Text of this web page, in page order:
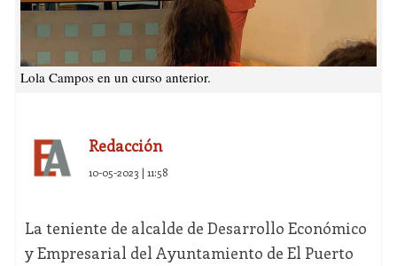
Lola Campos en un curso anterior.
Redacción
10-05-2023 | 11:58
La teniente de alcalde de Desarrollo Económico
y Empresarial del Ayuntamiento de El Puerto